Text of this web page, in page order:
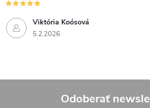
Viktória Koósová
5.2.2026
Odoberať